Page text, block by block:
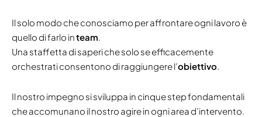
Il solo modo che conosciamo per affrontare ogni lavoro è
quello di farlo inteam.
Una staffetta di saperi che solo se efficacemente
orchestrati consentono di raggiungere l’obiettivo.
Il nostro impegno si sviluppa in cinque step fondamentali
che accomunano il nostro agire in ogni area d’intervento.